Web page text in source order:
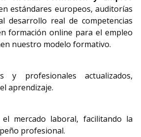
estándares europeos, auditorías
desarrollo real de competencias
formación online para el empleo
nuestro modelo formativo.
y profesionales actualizados,
aprendizaje.
mercado laboral, facilitando la
profesional.